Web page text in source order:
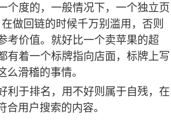
个度的，一般情况下，一个独立页
做回链的时候千万别滥用，否则
考价值。就好比一个卖苹果的超
有着一个标牌指向店面，标牌上写
滑稽的事情。
利于排名，用不好则属于自残，在
用户搜索的内容。